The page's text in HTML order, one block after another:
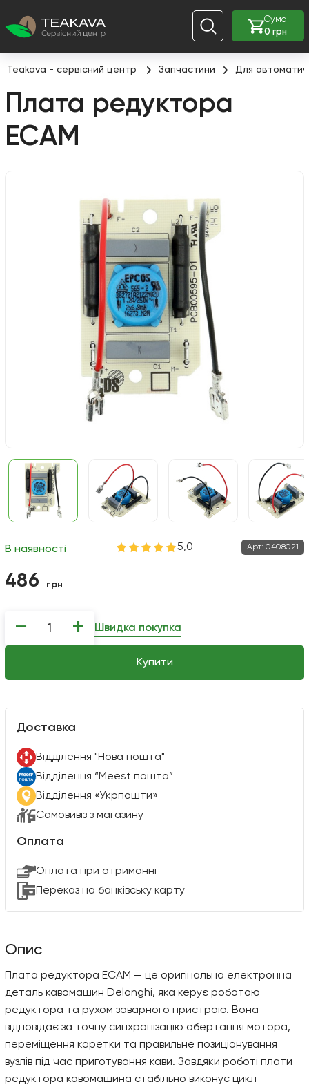
Сума:
0 грн
Teakava - сервісний центр Запчастини Для
Плата редуктора
EСAM
В наявності 5,0 Арт: 0408021
486 грн
− +
Купити
Швидка покупка
Доставка
Вiддiлення "Нова пошта"
Вiддiлення “Meest пошта”
Відділення «Укрпошти»
Самовивіз з магазину
Оплата
Оплата при отриманні
Переказ на банківську карту
Опис
Плата редуктора ECAM — це оригінальна електронна
деталь кавомашин Delonghi, яка керує роботою
редуктора та рухом заварного пристрою. Вона
відповідає за точну синхронізацію обертання мотора,
переміщення каретки та правильне позиціонування
вузлів під час приготування кави. Завдяки роботі плати
редуктора кавомашина стабільно виконує цикл